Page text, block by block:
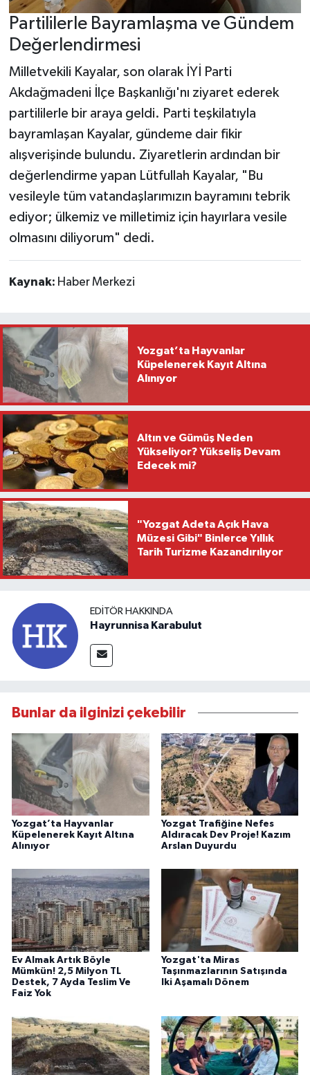
Partililerle Bayramlaşma ve Gündem
Değerlendirmesi
Milletvekili Kayalar, son olarak İYİ Parti
Akdağmadeni İlçe Başkanlığı'nı ziyaret ederek
partililerle bir araya geldi. Parti teşkilatıyla
bayramlaşan Kayalar, gündeme dair fikir
alışverişinde bulundu. Ziyaretlerin ardından bir
değerlendirme yapan Lütfullah Kayalar, "Bu
vesileyle tüm vatandaşlarımızın bayramını tebrik
ediyor; ülkemiz ve milletimiz için hayırlara vesile
olmasını diliyorum" dedi.
Kaynak: Haber Merkezi
Yozgat’ta Hayvanlar
Küpelenerek Kayıt Altına
Alınıyor
Altın ve Gümüş Neden
Yükseliyor? Yükseliş Devam
Edecek mi?
"Yozgat Adeta Açık Hava
Müzesi Gibi" Binlerce Yıllık
Tarih Turizme Kazandırılıyor
EDITÖR HAKKINDA
Hayrunnisa Karabulut
Bunlar da ilginizi çekebilir
Yozgat’ta Hayvanlar
Küpelenerek Kayıt Altına
Alınıyor
Yozgat Trafiğine Nefes
Aldıracak Dev Proje! Kazım
Arslan Duyurdu
Ev Almak Artık Böyle
Mümkün! 2,5 Milyon TL
Destek, 7 Ayda Teslim Ve
Faiz Yok
Yozgat'ta Miras
Taşınmazlarının Satışında
Iki Aşamalı Dönem